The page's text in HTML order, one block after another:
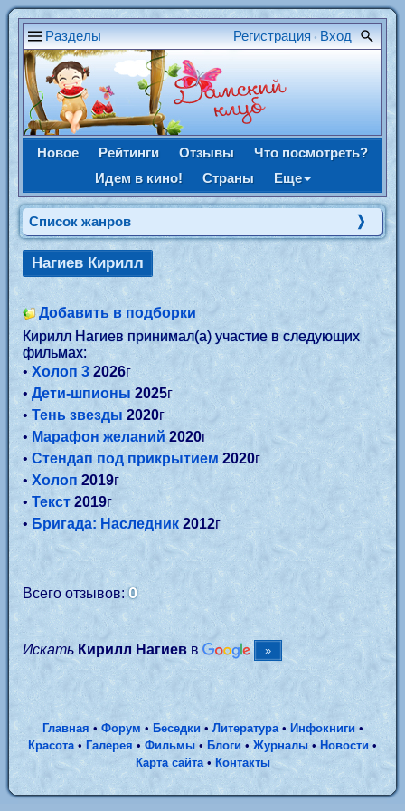
Разделы Регистрация • Вход
Новое Рейтинги Отзывы
Что посмотреть?
Идем в кино!
Страны Еще
Список жанров
Нагиев Кирилл
Добавить в подборки
Кирилл Нагиев принимал(а) участие в следующих
фильмах:
•Холоп 3 2026г
• Дети-шпионы 2025г
• Тень звезды 2020г
• Марафон желаний 2020г
• Стендап под прикрытием 2020г
•Холоп 2019г
• Текст 2019г
• Бригада: Наследник 2012г
Всего отзывов:0
Искать Кирилл Нагиевв
Главная • Форум • Беседки • Литература• Инфокниги•
Красота• Галерея•Фильмы• Блоги•Журналы • Новости •
Карта сайта• Контакты